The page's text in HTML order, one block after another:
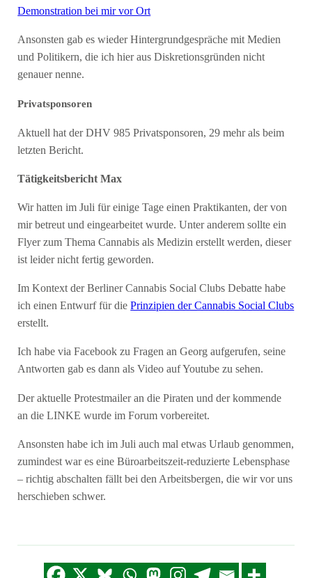
Demonstration bei mir vor Ort
Ansonsten gab es wieder Hintergrundgespräche mit Medien
und Politikern, die ich hier aus Diskretionsgründen nicht
genauer nenne.
Privatsponsoren
Aktuell hat der DHV 985 Privatsponsoren, 29 mehr als beim
letzten Bericht.
Tätigkeitsbericht Max
Wir hatten im Juli für einige Tage einen Praktikanten, der von
mir betreut und eingearbeitet wurde. Unter anderem sollte ein
Flyer zum Thema Cannabis als Medizin erstellt werden, dieser
ist leider nicht fertig geworden.
Im Kontext der Berliner Cannabis Social Clubs Debatte habe
ich einen Entwurf für diePrinzipien der Cannabis Social Clubs
erstellt.
Ich habe via Facebook zu Fragen an Georg aufgerufen, seine
Antworten gab es dann als Video auf Youtube zu sehen.
Der aktuelle Protestmailer an die Piraten und der kommende
an die LINKE wurde im Forum vorbereitet.
Ansonsten habe ich im Juli auch mal etwas Urlaub genommen,
zumindest war es eine Büroarbeitszeit-reduzierte Lebensphase
– richtig abschalten fällt bei den Arbeitsbergen, die wir vor uns
herschieben schwer.